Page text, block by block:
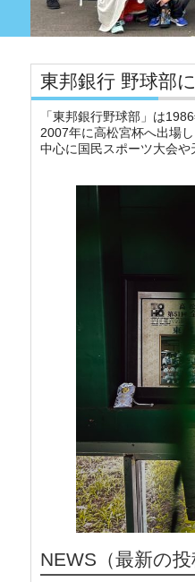
東邦銀行 野球部
「東邦銀行野球部」は1986
2007年に高松宮杯へ出場
中心に国民スポーツ大会や
NEWS （最新の投